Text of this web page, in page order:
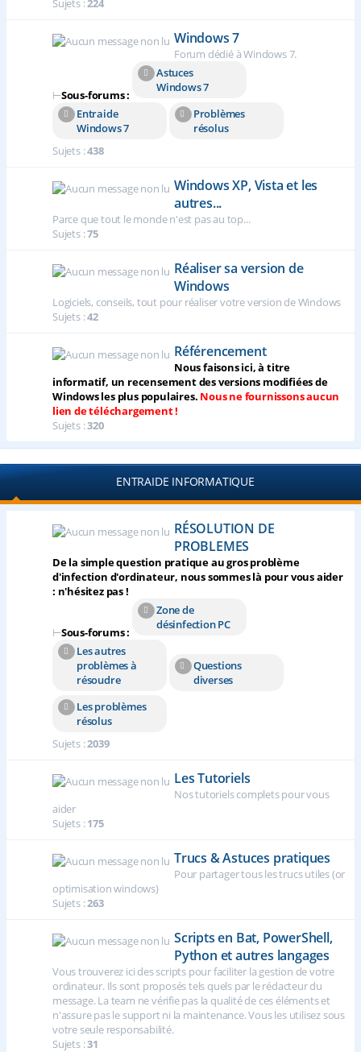
Windows 7
Forum dédié à Windows 7.
⊢Sous-forums :
Astuces
Windows 7
Entraide
Windows 7
Problèmes
résolus
Sujets :438
Windows XP, Vista et les
autres...
Parce que tout le monde n'est pas au top...
Sujets :75
Réaliser sa version de
Windows
Logiciels, conseils, tout pour réaliser votre version de Windows
Sujets :42
Référencement
Nous faisons ici, à titre
informatif, un recensement des versions modifiées de
Windows les plus populaires. Nous ne fournissons aucun
lien de téléchargement !
Sujets :320
ENTRAIDE INFORMATIQUE
RÉSOLUTION DE
PROBLEMES
De la simple question pratique au gros problème
d'infection d'ordinateur, nous sommes là pour vous aider
: n'hésitez pas !
⊢Sous-forums :
Zone de
désinfection PC
Les autres
problèmes à
résoudre
Questions
diverses
Les problèmes
résolus
Sujets :2039
Les Tutoriels
Nos tutoriels complets pour vous
aider
Sujets :175
Trucs & Astuces pratiques
Pour partager tous les trucs utiles (or
optimisation windows)
Sujets :263
Scripts en Bat, PowerShell,
Python et autres langages
Vous trouverez ici des scripts pour faciliter la gestion de votre
ordinateur. Ils sont proposés tels quels par le rédacteur du
message. La team ne vérifie pas la qualité de ces éléments et
n'assure pas le support ni la maintenance. Vous les utilisez sous
votre seule responsabilité.
Sujets :31